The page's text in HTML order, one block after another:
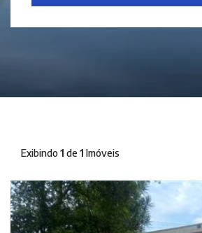
Exibindo 1 de1 Imóveis